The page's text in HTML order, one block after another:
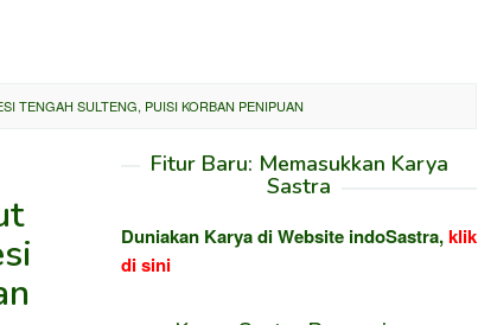
TENGAH SULTENG, PUISI KORBAN PENIPUAN
Fitur Baru: Memasukkan Karya
Sastra
Duniakan Karya di Website indoSastra,klik
di sini